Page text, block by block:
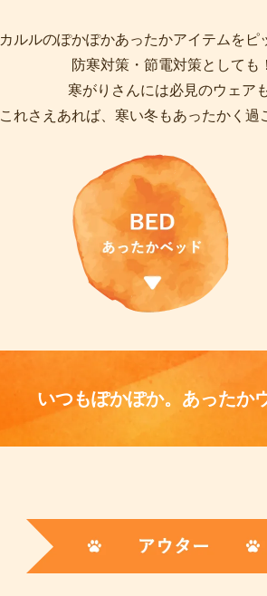
カルルのぽかぽかあったかアイテムをピ
防寒対策・節電対策としても
寒がりさんには必見のウェア
これさえあれば、寒い冬もあったかく過
いつもぽかぽか。 あったか